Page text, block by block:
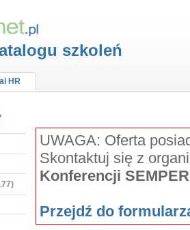
szkoleń
HR
UWAGA: Oferta
Skontaktuj się z
Konferencji SEMPER
Przejdź do